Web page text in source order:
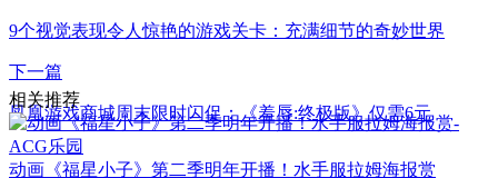
9个视觉表现令人惊艳的游戏关卡：充满细节的奇妙世界
下一篇
凤凰游戏商城周末限时闪促：《羞辱:终极版》仅需6元
相关推荐
动画《福星小子》第二季明年开播！水手服拉姆海报赏